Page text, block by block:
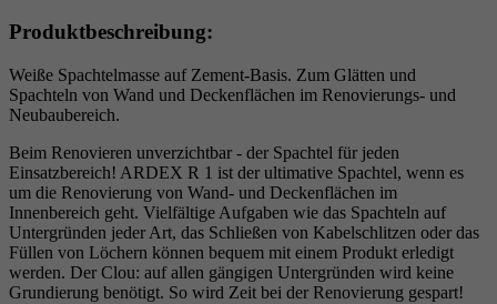
Produktbeschreibung:
Weiße Spachtelmasse auf Zement-Basis. Zum Glätten und
Spachteln von Wand und Deckenflächen im Renovierungs- und
Neubaubereich.
Beim Renovieren unverzichtbar - der Spachtel für jeden
Einsatzbereich! ARDEX R 1 ist der ultimative Spachtel, wenn es
um die Renovierung von Wand- und Deckenflächen im
Innenbereich geht. Vielfältige Aufgaben wie das Spachteln auf
Untergründen jeder Art, das Schließen von Kabelschlitzen oder das
Füllen von Löchern können bequem mit einem Produkt erledigt
werden. Der Clou: auf allen gängigen Untergründen wird keine
Grundierung benötigt. So wird Zeit bei der Renovierung gespart!